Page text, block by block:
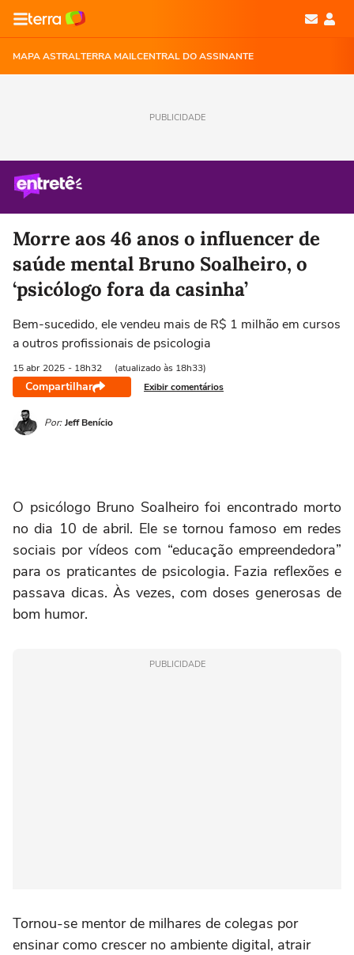
MAPA ASTRALTERRA MAILCENTRAL DO ASSINANTE
PUBLICIDADE
Morre aos 46 anos o influencer de
saúde mental Bruno Soalheiro, o
‘psicólogo fora da casinha’
Bem-sucedido, ele vendeu mais de R$ 1 milhão em cursos
a outros profissionais de psicologia
15 abr 2025 - 18h32 (atualizado às 18h33)
Compartilhar Exibir comentários
Por: Jeff Benício
O psicólogo Bruno Soalheiro foi encontrado morto
no dia 10 de abril. Ele se tornou famoso em redes
sociais por vídeos com “educação empreendedora”
para os praticantes de psicologia. Fazia reflexões e
passava dicas. Às vezes, com doses generosas de
bom humor.
PUBLICIDADE
Tornou-se mentor de milhares de colegas por
ensinar como crescer no ambiente digital, atrair